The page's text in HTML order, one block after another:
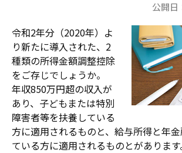
公開日
令和2年分（2020年）よ
り新たに導入された、2
種類の所得金額調整控除
をご存じでしょうか。
年収850万円超の収入が
あり、子どもまたは特別
障害者等を扶養している
方に適用されるものと、給与所得と年
ている方に適用されるものとがあります